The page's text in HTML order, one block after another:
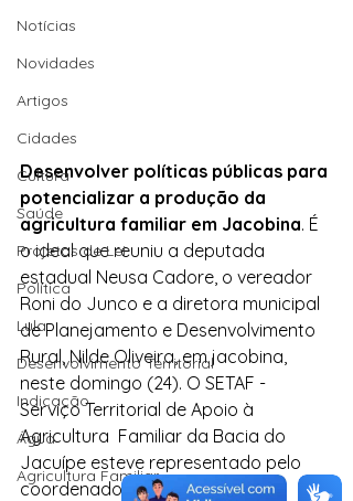
Notícias
Novidades
Artigos
Cidades
Cultura
Saúde
Projetos de Lei
Política
Lula
Desenvolvimento Territorial
Indicação
Água
Agricultura Familiar
Desenvolver políticas públicas para
potencializar a produção da
agricultura familiar em Jacobina. É
o ideal que reuniu a deputada
estadual Neusa Cadore, o vereador
Roni do Junco e a diretora municipal
de Planejamento e Desenvolvimento
Rural, Nilde Oliveira, em jacobina,
neste domingo (24). O SETAF -
Serviço Territorial de Apoio à
Agricultura  Familiar da Bacia do
Jacuípe esteve representado pelo
coordenador  Aelson Almeida.